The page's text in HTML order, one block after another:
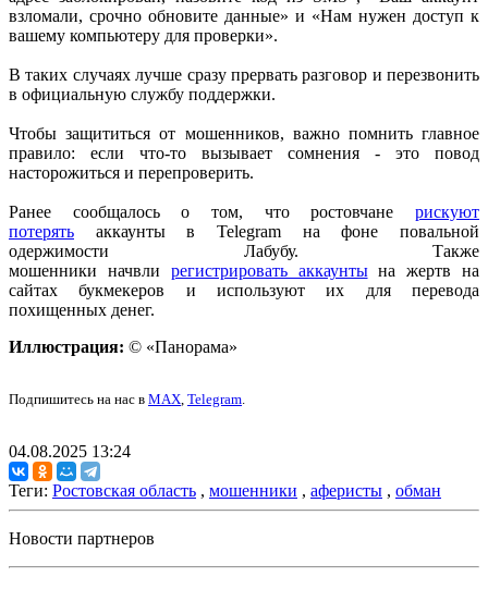
взломали, срочно обновите данные» и «Нам нужен доступ к
вашему компьютеру для проверки».
В таких случаях лучше сразу прервать разговор и перезвонить
в официальную службу поддержки.
Чтобы защититься от мошенников, важно помнить главное
правило: если что-то вызывает сомнения - это повод
насторожиться и перепроверить.
Ранее сообщалось о том, что ростовчане рискуют
потерять аккаунты в Telegram на фоне повальной
одержимости Лабубу. Также
мошенники начвли регистрировать аккаунтына жертв на
сайтах букмекеров и используют их для перевода
похищенных денег.
Иллюстрация: © «Панорама»
Подпишитесь на нас в MAX, Telegram.
04.08.2025 13:24
Теги: Ростовская область , мошенники , аферисты , обман
Новости партнеров